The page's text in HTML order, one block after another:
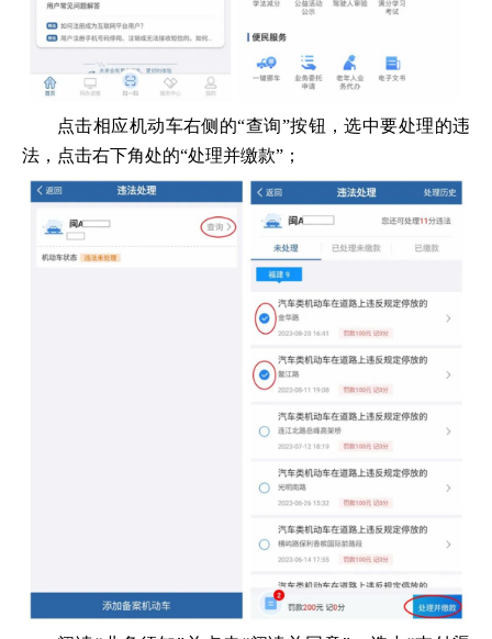
点击相应机动车右侧的“查询”按钮，选中要处理的违
法，点击右下角处的“处理并缴款”；